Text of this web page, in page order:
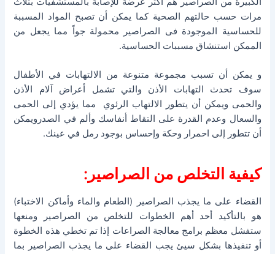
مرات حسب حالتهم الصحية كما يمكن أن تصبح المواد المسببة
للحساسية الموجودة فى الصراصير محمولة جواً مما يجعل من
الممكن استنشاق مسببات الحساسية.
و يمكن أن تسبب مجموعة متنوعة من الالتهابات في الأطفال
سوف تحدث التهابات الأذن والتي تشمل أعراض آلام الأذن
والحمى ويمكن أن يتطور الالتهاب الرئوي مما يؤدي إلى الحمى
والسعال وعدم القدرة على التقاط أنفاسك وألم في الصدرويمكن
أن تتطور إلى احمرار وحكة وإحساس بوجود رمل في عينك.
كيفية التخلص من الصراصير:
القضاء على ما يجذب الصراصير (الطعام والماء وأماكن الاختباء)
هو بالتأكيد أحد أهم الخطوات للتخلص من الصراصير ومنعها
ستفشل معظم برامج معالجة الصراعات إذا تم تخطي هذه الخطوة
أو تنفيذها بشكل سيئ يجب القضاء على ما يجذب الصراصير بما